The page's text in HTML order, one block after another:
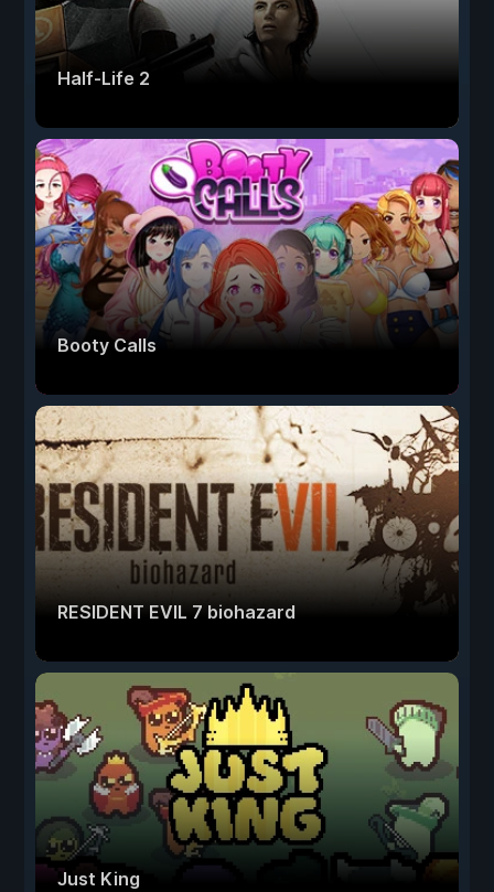
Half-Life 2
Booty Calls
RESIDENT EVIL 7 biohazard
Just King